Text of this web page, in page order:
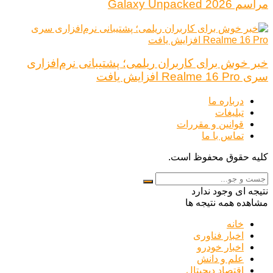
مراسم Galaxy Unpacked 2026
خبر خوش برای کاربران ریلمی؛ پشتیبانی نرم‌افزاری
سری Realme 16 Pro افزایش یافت
درباره ما
تبلیغات
قوانین و مقررات
تماس با ما
کلیه حقوق محفوظ است.
نتیجه ای وجود ندارد
مشاهده همه نتیجه ها
خانه
اخبار فناوری
اخبار خودرو
علم و دانش
اقتصاد دیجیتال